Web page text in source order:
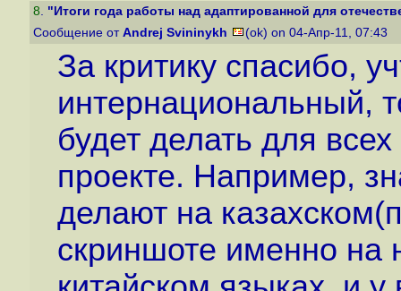
8. "Итоги года работы над адаптированной для
Сообщение от Andrej Svininykh (ok) on 04-Апр-11, 07:43
За критику спасибо,
интернациональный,
будет делать для
проекте. Например,
делают на
скриншоте именно на